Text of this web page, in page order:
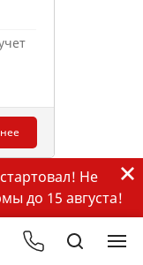
Не
до 15 августа!